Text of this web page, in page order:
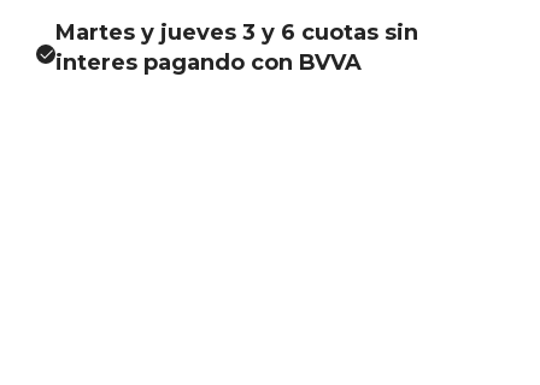
Martes y jueves 3 y 6 cuotas sin
interes pagando con BVVA